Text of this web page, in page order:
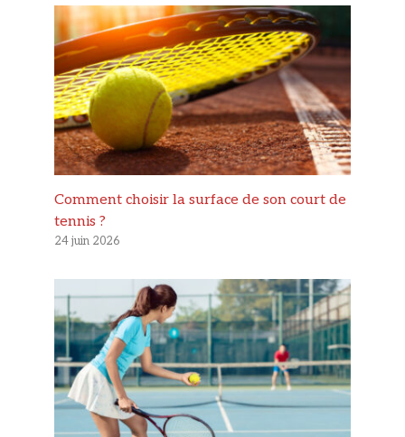
Comment choisir la surface de son court de
tennis ?
24 juin 2026